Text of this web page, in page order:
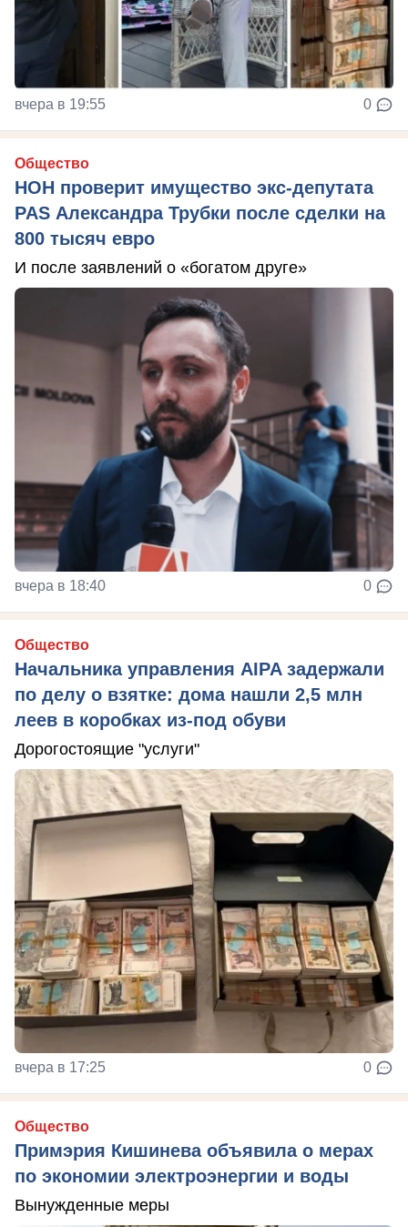
вчера в 19:55 0
Общество
НОН проверит имущество экс-депутата
PAS Александра Трубки после сделки на
800 тысяч евро
И после заявлений о «богатом друге»
вчера в 18:40 0
Общество
Начальника управления AIPA задержали
по делу о взятке: дома нашли 2,5 млн
леев в коробках из-под обуви
Дорогостоящие "услуги"
вчера в 17:25 0
Общество
Примэрия Кишинева объявила о мерах
по экономии электроэнергии и воды
Вынужденные меры